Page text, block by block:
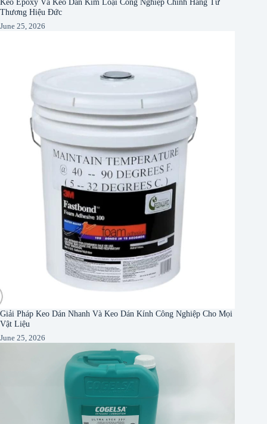
Thương Hiệu Đức
June 25, 2026
Giải Pháp Keo Dán Nhanh Và Keo Dán Kính Công Nghiệp Cho Mọi
Vật Liệu
June 25, 2026